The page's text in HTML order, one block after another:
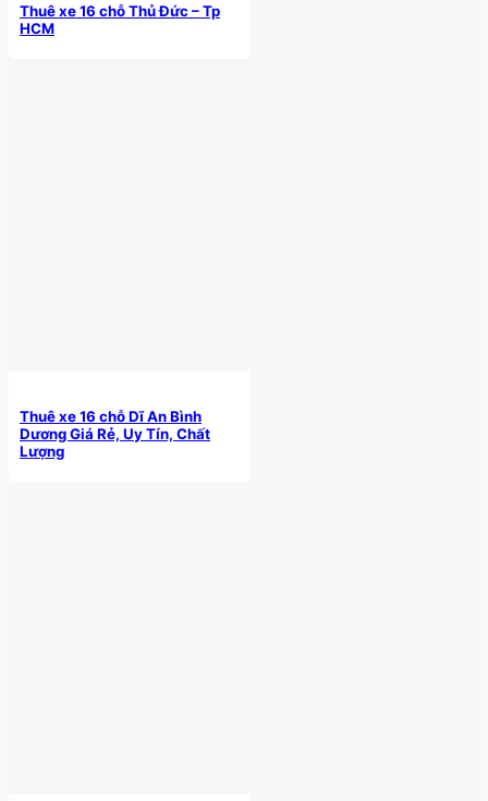
Thuê xe 16 chỗ Thủ Đức – Tp
HCM
Thuê xe 16 chỗ Dĩ An Bình
Dương Giá Rẻ, Uy Tín, Chất
Lượng